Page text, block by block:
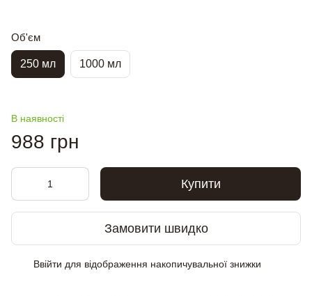
Об'єм
250 мл 1000 мл
В наявності
988 грн
Купити
Замовити швидко
Ввійти для відображення накопичувальної знижки